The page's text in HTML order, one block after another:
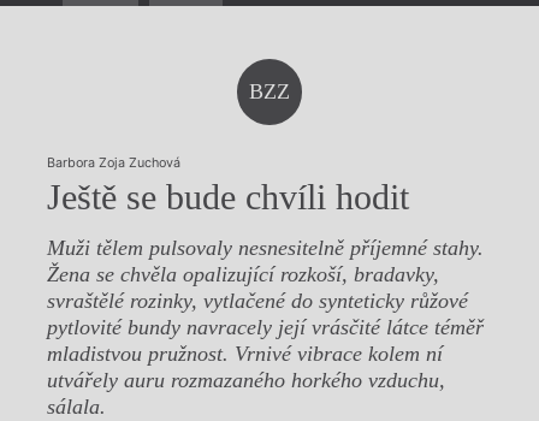
BZZ
Barbora Zoja Zuchová
Ještě se bude chvíli hodit
Muži tělem pulsovaly nesnesitelně příjemné stahy.
Žena se chvěla opalizující rozkoší, bradavky,
svraštělé rozinky, vytlačené do synteticky růžové
pytlovité bundy navracely její vrásčité látce téměř
mladistvou pružnost. Vrnivé vibrace kolem ní
utvářely auru rozmazaného horkého vzduchu,
sálala.